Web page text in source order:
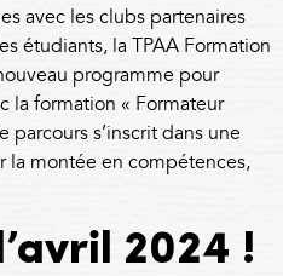
avec les clubs partenaires
étudiants, la TPAA Formation
programme pour
la formation « Formateur
parcours s’inscrit dans une
la montée en compétences,
2024 !